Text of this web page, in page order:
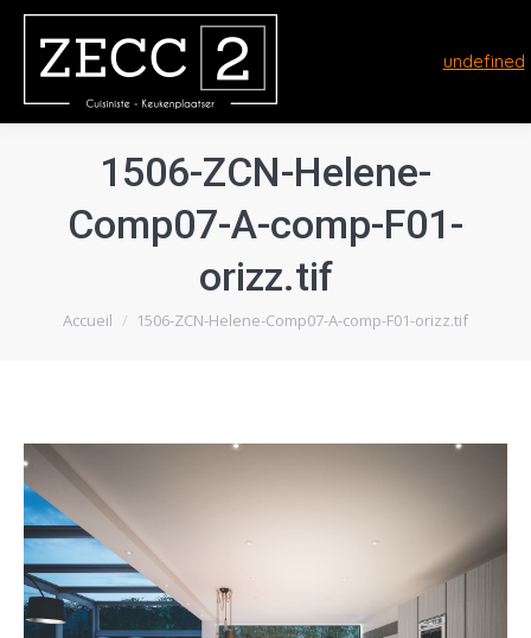
undefined
1506-ZCN-Helene-
Comp07-A-comp-F01-
orizz.tif
Vous êtes ici :
Accueil 1506-ZCN-Helene-Comp07-A-comp-F01-orizz.tif